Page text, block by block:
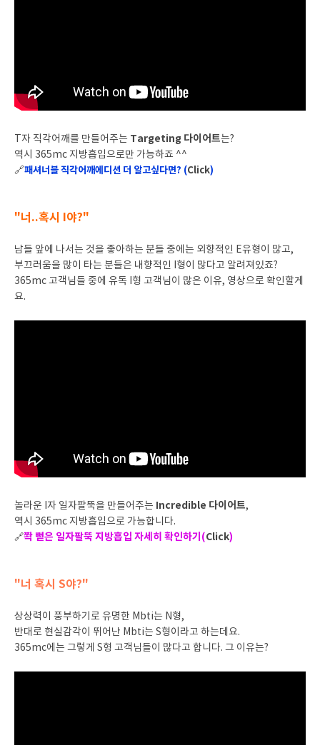
T자 직각어깨를 만들어주는 Targeting 다이어트는?
역시 365mc 지방흡입으로만 가능하죠 ^^
🔗패셔너블 직각어깨에디션 더 알고싶다면? (Click)
"너..혹시 I야?"
남들 앞에 나서는 것을 좋아하는 분들 중에는 외향적인 E유형이 많고,
부끄러움을 많이 타는 분들은 내향적인 I형이 많다고 알려져있죠?
365mc 고객님들 중에 유독 I형 고객님이 많은 이유, 영상으로 확인할게
요.
놀라운 I자 일자팔뚝을 만들어주는 Incredible 다이어트,
역시 365mc 지방흡입으로 가능합니다.
🔗쫙 뻗은 일자팔뚝 지방흡입 자세히 확인하기(Click)
"너 혹시 S야?"
상상력이 풍부하기로 유명한 Mbti는 N형,
반대로 현실감각이 뛰어난 Mbti는 S형이라고 하는데요.
365mc에는 그렇게 S형 고객님들이 많다고 합니다. 그 이유는?